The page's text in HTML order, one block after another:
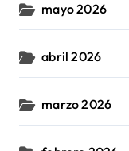
mayo 2026
abril 2026
marzo 2026